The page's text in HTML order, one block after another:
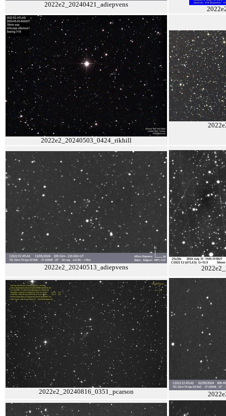
2022e2_20240421_adiepvens
2022e2_20240503_0424_rikhill
2022e2_20240513_adiepvens
2022e2_20240816_0351_pcarson